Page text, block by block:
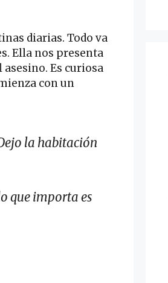
diarias. Todo va
Ella nos presenta
Es curiosa
con un
la habitación
que importa es